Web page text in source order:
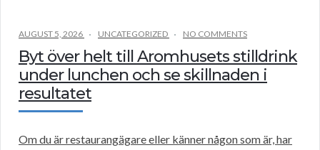
AUGUST 5, 2026 UNCATEGORIZED NO COMMENTS
Byt över helt till Aromhusets stilldrink
under lunchen och se skillnaden i
resultatet
Om du är restaurangägare eller känner någon som är, har